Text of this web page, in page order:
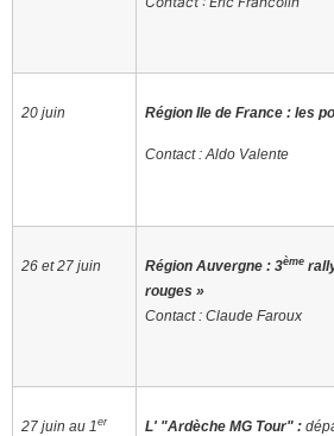
20 juin Région Ile de France : les
Contact : Aldo Valente
26 et 27 juin Région Auvergne : 3ème
rouges »
Contact : Claude Faroux
27 juin au 1er L' "Ardèche MG Tour" :